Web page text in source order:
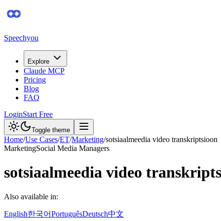
Speechyou
Explore
Claude MCP
Pricing
Blog
FAQ
LoginStart Free
Toggle theme
Home/Use Cases/ET/Marketing/sotsiaalmeedia video transkriptsioon
MarketingSocial Media Managers
sotsiaalmeedia video
Also available in:
English한국어PortuguêsDeutsch中文